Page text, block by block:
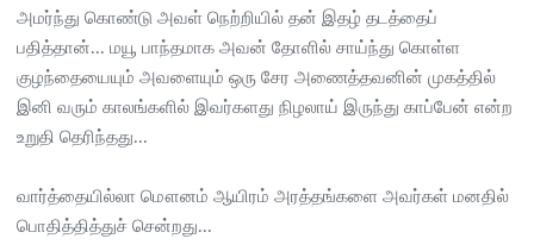
அமர்ந்து கொண்டு அவள் நெற்றியில் தன் இதழ் தடத்தைப்
பதித்தான்... மயூ பாந்தமாக அவன் தோளில் சாய்ந்து கொள்ள
குழந்தையையும் அவளையும் ஒரு சேர அணைத்தவனின் முகத்தில்
இனி வரும் காலங்களில் இவர்களது நிழலாய் இருந்து காப்பேன் என்ற
உறுதி தெரிந்தது...
வார்த்தையில்லா மௌனம் ஆயிரம் அரத்தங்களை அவர்கள் மனதில்
பொதித்தித்துச் சென்றது...